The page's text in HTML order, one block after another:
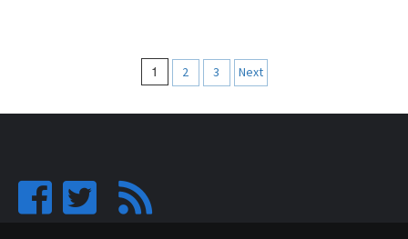
Navigation
des
articles
1 2 3 Next